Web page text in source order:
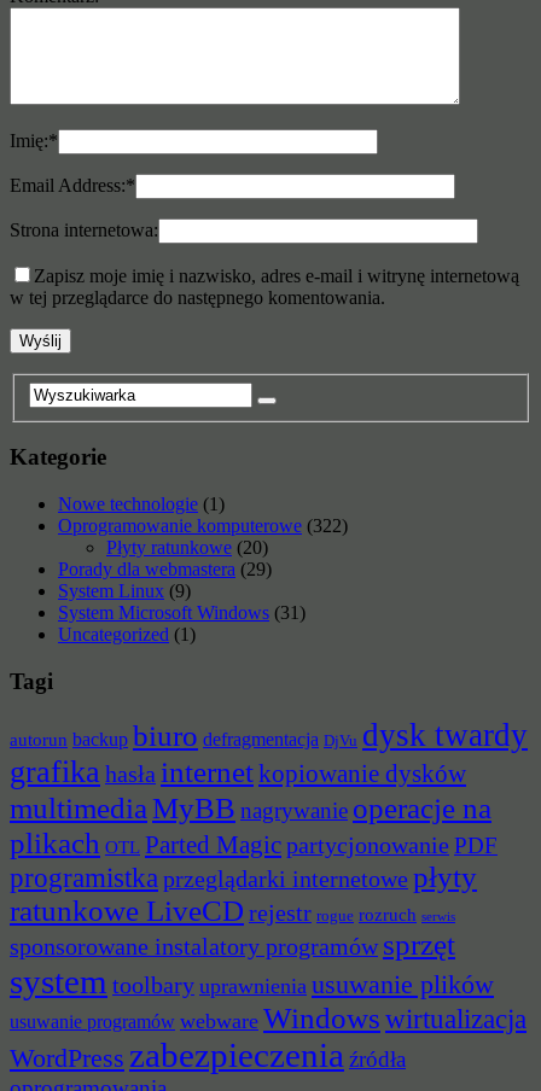
Imię:*
Email Address:*
Strona internetowa:
Zapisz moje imię i nazwisko, adres e-mail i witrynę internetową
w tej przeglądarce do następnego komentowania.
Kategorie
Nowe technologie (1)
Oprogramowanie komputerowe (322)
Płyty ratunkowe (20)
Porady dla webmastera (29)
System Linux (9)
System Microsoft Windows (31)
Uncategorized (1)
Tagi
autorun backup biuro defragmentacja DjVu dysk twardy
grafika hasła internetkopiowanie dysków
multimediaMyBB nagrywanie operacje na
plikach OTL Parted Magicpartycjonowanie PDF
programistkaprzeglądarki internetowe płyty
ratunkowe LiveCD rejestr rogue rozruch serwis
sponsorowane instalatory programów sprzęt
system toolbary uprawnienia usuwanie plików
usuwanie programów webware Windowswirtualizacja
WordPress zabezpieczenia źródła